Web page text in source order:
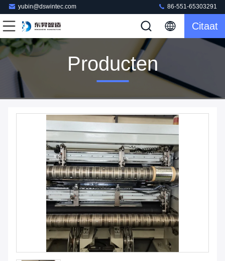
yubin@dswintec.com 86-551-65303291
Citaat
Producten